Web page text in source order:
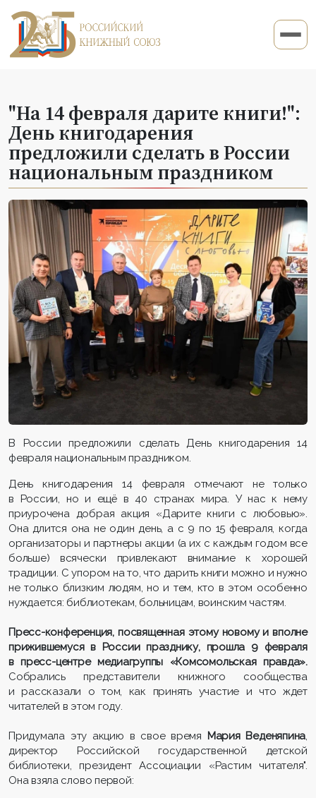
"На 14 февраля дарите книги!":
День книгодарения
предложили сделать в России
национальным праздником
В России предложили сделать День книгодарения 14
февраля национальным праздником.
День книгодарения 14 февраля отмечают не только
в России, но и ещё в 40 странах мира. У нас к нему
приурочена добрая акция «Дарите книги с любовью».
Она длится она не один день, а с 9 по 15 февраля, когда
организаторы и партнеры акции (а их с каждым годом все
больше) всячески привлекают внимание к хорошей
традиции. С упором на то, что дарить книги можно и нужно
не только близким людям, но и тем, кто в этом особенно
нуждается: библиотекам, больницам, воинским частям.
Пресс-конференция, посвященная этому новому и вполне
прижившемуся в России празднику, прошла 9 февраля
в пресс-центре медиагруппы «Комсомольская правда».
Собрались представители книжного сообщества
и рассказали о том, как принять участие и что ждет
читателей в этом году.
Придумала эту акцию в свое время Мария Веденяпина,
директор Российской государственной детской
библиотеки, президент Ассоциации «Растим читателя".
Она взяла слово первой: